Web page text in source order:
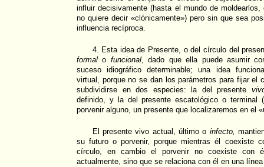
influir decisivamente (hasta el mundo de
no quiere decir «clónicamente») pero sin que sea
influencia recíproca.
4. Esta idea de Presente, o del círculo del
formal o funcional, dado que ella puede asumir
suceso idiográfico determinable; una idea
virtual, porque no se dan los parámetros para fijar el
subdividirse en dos especies: la del presente
definido, y la del presente escatológico o terminal
porvenir alguno, un presente que localizaremos en el
El presente vivo actual, último o infecto,
su futuro o porvenir, porque mientras él coexiste
círculo, en cambio el porvenir no coexiste con
actualmente, sino que se relaciona con él en una